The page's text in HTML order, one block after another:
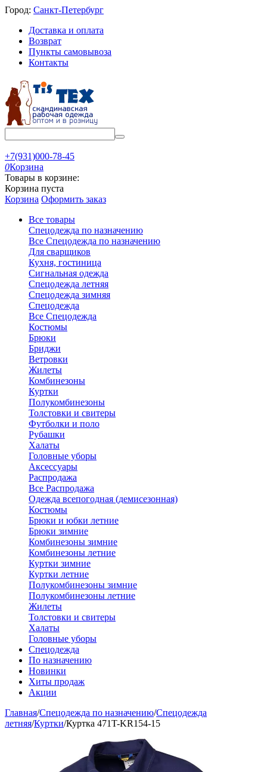
Город: Санкт-Петербург
Доставка и оплата
Возврат
Пункты самовывоза
Контакты
+7(931)000-78-45
0Корзина
Товары в корзине:
Корзина пуста
Корзина Оформить заказ
Все товары
Спецодежда по назначению
Все Спецодежда по назначению
Для сварщиков
Кухня, гостиница
Сигнальная одежда
Спецодежда летняя
Спецодежда зимняя
Спецодежда
Все Спецодежда
Костюмы
Брюки
Бриджи
Ветровки
Жилеты
Комбинезоны
Куртки
Полукомбинезоны
Толстовки и свитеры
Футболки и поло
Рубашки
Халаты
Головные уборы
Аксессуары
Распродажа
Все Распродажа
Одежда всепогодная (демисезонная)
Костюмы
Брюки и юбки летние
Брюки зимние
Комбинезоны зимние
Комбинезоны летние
Куртки зимние
Куртки летние
Полукомбинезоны зимние
Полукомбинезоны летние
Жилеты
Толстовки и свитеры
Халаты
Головные уборы
Спецодежда
По назначению
Новинки
Хиты продаж
Акции
Главная/Спецодежда по назначению/Спецодежда
летняя/Куртки/Куртка 471T-KR154-15